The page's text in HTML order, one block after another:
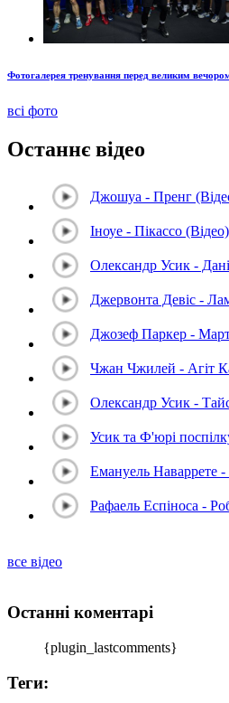
Фотогалерея тренування перед великим
всі фото
Останнє відео
Джошуа - Пренг
Іноуе - Пікассо (Відео)
Олександр Усик -
Джервонта Девіс -
Джозеф Паркер -
Чжан Чжилей - Агіт
Олександр Усик -
Усик та Ф'юрі
Емануель Наваррете
Рафаель Еспіноса -
все відео
Останні коментарі
{plugin_lastcomments}
Теги: